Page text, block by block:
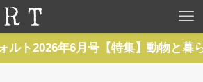
HOME
ルト2026年6月号【特集】動物と暮